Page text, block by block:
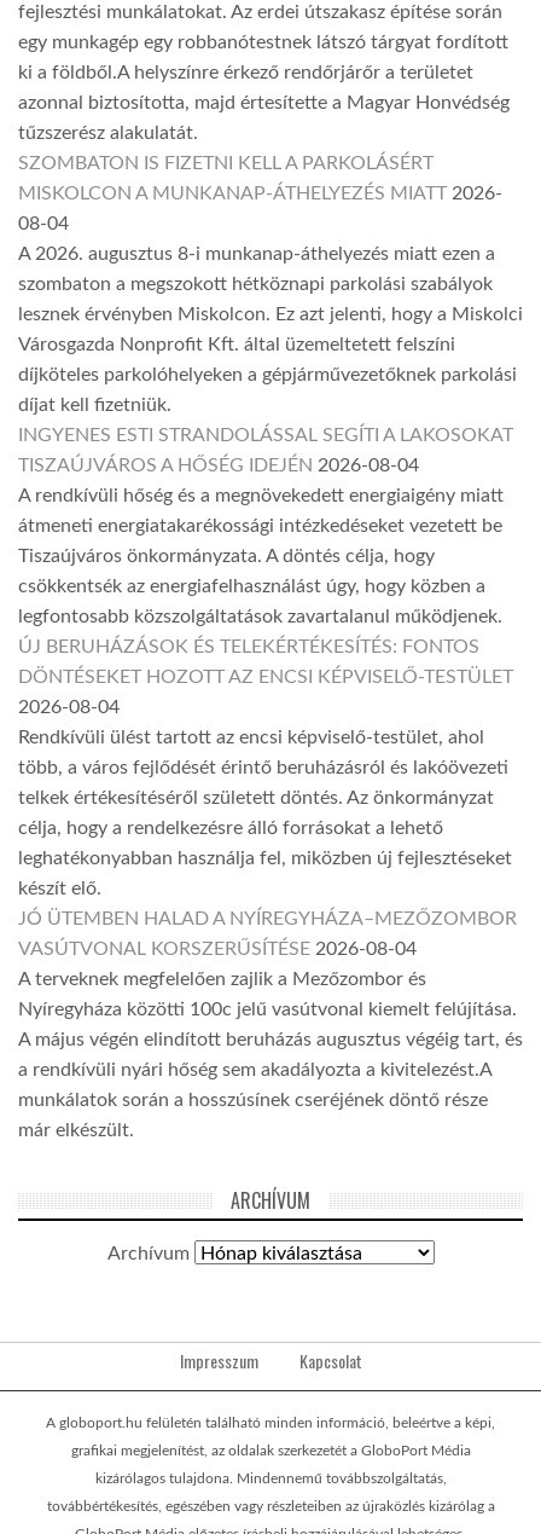
fejlesztési munkálatokat. Az erdei útszakasz építése során
egy munkagép egy robbanótestnek látszó tárgyat fordított
ki a földből.A helyszínre érkező rendőrjárőr a területet
azonnal biztosította, majd értesítette a Magyar Honvédség
tűzszerész alakulatát.
SZOMBATON IS FIZETNI KELL A PARKOLÁSÉRT
MISKOLCON A MUNKANAP-ÁTHELYEZÉS MIATT 2026-
08-04
A 2026. augusztus 8-i munkanap-áthelyezés miatt ezen a
szombaton a megszokott hétköznapi parkolási szabályok
lesznek érvényben Miskolcon. Ez azt jelenti, hogy a Miskolci
Városgazda Nonprofit Kft. által üzemeltetett felszíni
díjköteles parkolóhelyeken a gépjárművezetőknek parkolási
díjat kell fizetniük.
INGYENES ESTI STRANDOLÁSSAL SEGÍTI A LAKOSOKAT
TISZAÚJVÁROS A HŐSÉG IDEJÉN 2026-08-04
A rendkívüli hőség és a megnövekedett energiaigény miatt
átmeneti energiatakarékossági intézkedéseket vezetett be
Tiszaújváros önkormányzata. A döntés célja, hogy
csökkentsék az energiafelhasználást úgy, hogy közben a
legfontosabb közszolgáltatások zavartalanul működjenek.
ÚJ BERUHÁZÁSOK ÉS TELEKÉRTÉKESÍTÉS: FONTOS
DÖNTÉSEKET HOZOTT AZ ENCSI KÉPVISELŐ-TESTÜLET
2026-08-04
Rendkívüli ülést tartott az encsi képviselő-testület, ahol
több, a város fejlődését érintő beruházásról és lakóövezeti
telkek értékesítéséről született döntés. Az önkormányzat
célja, hogy a rendelkezésre álló forrásokat a lehető
leghatékonyabban használja fel, miközben új fejlesztéseket
készít elő.
JÓ ÜTEMBEN HALAD A NYÍREGYHÁZA–MEZŐZOMBOR
VASÚTVONAL KORSZERŰSÍTÉSE 2026-08-04
A terveknek megfelelően zajlik a Mezőzombor és
Nyíregyháza közötti 100c jelű vasútvonal kiemelt felújítása.
A május végén elindított beruházás augusztus végéig tart, és
a rendkívüli nyári hőség sem akadályozta a kivitelezést.A
munkálatok során a hosszúsínek cseréjének döntő része
már elkészült.
ARCHÍVUM
Archívum
Impresszum Kapcsolat
A globoport.hu felületén található minden információ, beleértve a képi,
grafikai megjelenítést, az oldalak szerkezetét a GloboPort Média
kizárólagos tulajdona. Mindennemű továbbszolgáltatás,
továbbértékesítés, egészében vagy részleteiben az újraközlés kizárólag a